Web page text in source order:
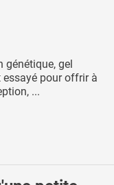
génétique, gel
pour offrir à
...